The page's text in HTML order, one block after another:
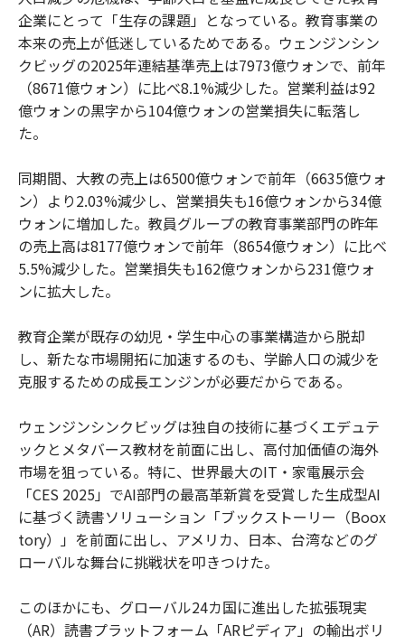
企業にとって「生存の課題」となっている。教育事業の
本来の売上が低迷しているためである。ウェンジンシン
クビッグの2025年連結基準売上は7973億ウォンで、前年
（8671億ウォン）に比べ8.1%減少した。営業利益は92
億ウォンの黒字から104億ウォンの営業損失に転落し
た。
同期間、大教の売上は6500億ウォンで前年（6635億ウォ
ン）より2.03%減少し、営業損失も16億ウォンから34億
ウォンに増加した。教員グループの教育事業部門の昨年
の売上高は8177億ウォンで前年（8654億ウォン）に比べ
5.5%減少した。営業損失も162億ウォンから231億ウォ
ンに拡大した。
教育企業が既存の幼児・学生中心の事業構造から脱却
し、新たな市場開拓に加速するのも、学齢人口の減少を
克服するための成長エンジンが必要だからである。
ウェンジンシンクビッグは独自の技術に基づくエデュテ
ックとメタバース教材を前面に出し、高付加価値の海外
市場を狙っている。特に、世界最大のIT・家電展示会
「CES 2025」でAI部門の最高革新賞を受賞した生成型AI
に基づく読書ソリューション「ブックストーリー（Boox
tory）」を前面に出し、アメリカ、日本、台湾などのグ
ローバルな舞台に挑戦状を叩きつけた。
このほかにも、グローバル24カ国に進出した拡張現実
（AR）読書プラットフォーム「ARピディア」の輸出ボリ